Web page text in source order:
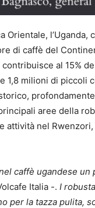
Orientale,
di caffè del
al 15%
1,8 milioni di piccoli
aree della
attività nel
caffè ugandese un
Italia -. I
per la tazza pulita,